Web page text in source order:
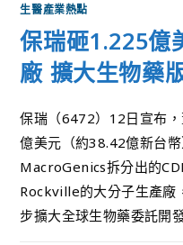
生醫產業熱點
保瑞砸1.225億
廠 擴大生物藥
保瑞（6472）12日宣布
億美元（約38.42億新台
MacroGenics拆分出的
Rockville的大分子生產
步擴大全球生物藥委託開